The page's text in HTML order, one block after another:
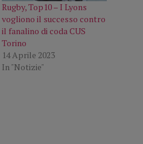
Rugby, Top10 – I Lyons
vogliono il successo contro
il fanalino di coda CUS
Torino
14 Aprile 2023
In "Notizie"